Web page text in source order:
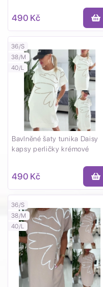
490 Kč
36/S
38/M
40/L
Bavlněné šaty tunika Daisy
kapsy perličky krémové
490 Kč
36/S
38/M
40/L